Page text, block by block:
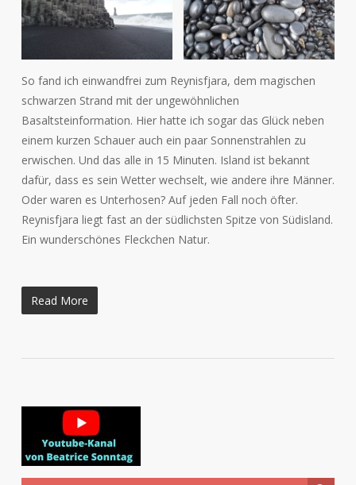
So fand ich einwandfrei zum Reynisfjara, dem magischen
schwarzen Strand mit der ungewöhnlichen
Basaltsteinformation. Hier hatte ich sogar das Glück neben
einem kurzen Schauer auch ein paar Sonnenstrahlen zu
erwischen. Und das alle in 15 Minuten. Island ist bekannt
dafür, dass es sein Wetter wechselt, wie andere ihre Männer.
Oder waren es Unterhosen? Auf jeden Fall noch öfter.
Reynisfjara liegt fast an der südlichsten Spitze von Südisland.
Ein wunderschönes Fleckchen Natur.
Read More